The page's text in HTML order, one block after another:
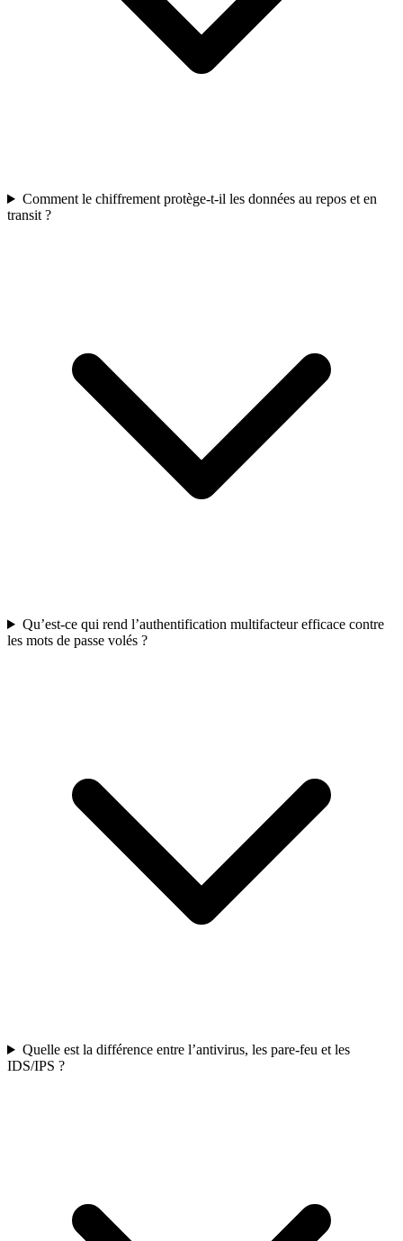
Comment le chiffrement protège-t-il les données au repos et en
transit ?
Qu’est-ce qui rend l’authentification multifacteur efficace contre
les mots de passe volés ?
Quelle est la différence entre l’antivirus, les pare-feu et les
IDS/IPS ?